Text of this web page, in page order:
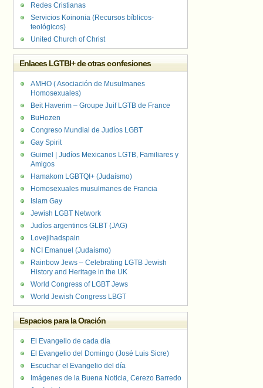
Redes Cristianas
Servicios Koinonia (Recursos bíblicos-
teológicos)
United Church of Christ
Enlaces LGTBI+ de otras confesiones
AMHO ( Asociación de Musulmanes
Homosexuales)
Beit Haverim – Groupe Juif LGTB de France
BuHozen
Congreso Mundial de Judíos LGBT
Gay Spirit
Guimel | Judíos Mexicanos LGTB, Familiares y
Amigos
Hamakom LGBTQI+ (Judaísmo)
Homosexuales musulmanes de Francia
Islam Gay
Jewish LGBT Network
Judíos argentinos GLBT (JAG)
Lovejihadspain
NCI Emanuel (Judaísmo)
Rainbow Jews – Celebrating LGTB Jewish
History and Heritage in the UK
World Congress of LGBT Jews
World Jewish Congress LBGT
Espacios para la Oración
El Evangelio de cada día
El Evangelio del Domingo (José Luis Sicre)
Escuchar el Evangelio del día
Imágenes de la Buena Noticia, Cerezo Barredo